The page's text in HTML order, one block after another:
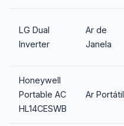
LG Dual
Inverter
Ar de
Janela
Honeywell
Portable AC
HL14CESWB
Ar Portátil